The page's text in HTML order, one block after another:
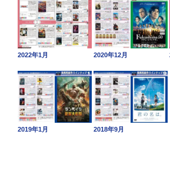
2022年1月 2020年12月
2019年1月 2018年9月